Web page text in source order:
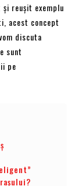
reușit exemplu
acest concept
discuta
sunt
pe